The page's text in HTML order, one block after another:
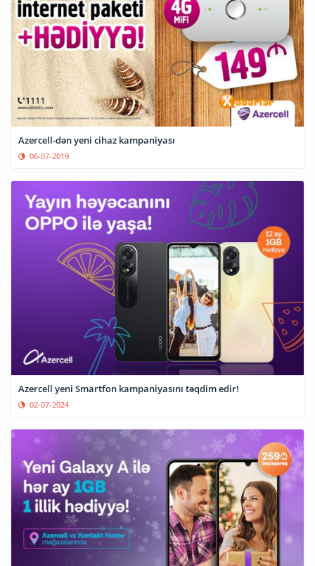
Azercell-dən yeni cihaz kampaniyası
06-07-2019
Azercell yeni Smartfon kampaniyasını təqdim edir!
02-07-2024